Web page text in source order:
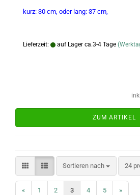
kurz: 30 cm, oder lang: 37 cm,
Lieferzeit: auf Lager ca.3-4 Tage
ZUM ARTIKEL
Sortieren nach
Sortieren nach 24
pro
« 1 2 3 4 5 »